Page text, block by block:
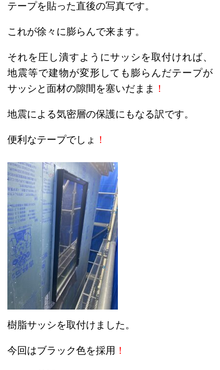
テープを貼った直後の写真です。
これが徐々に膨らんで来ます。
それを圧し潰すようにサッシを取付ければ、
地震等で建物が変形しても膨らんだテープが
サッシと面材の隙間を塞いだまま ！
地震による気密層の保護にもなる訳です。
便利なテープでしょ ！
樹脂サッシを取付けました。
今回はブラック色を採用 ！